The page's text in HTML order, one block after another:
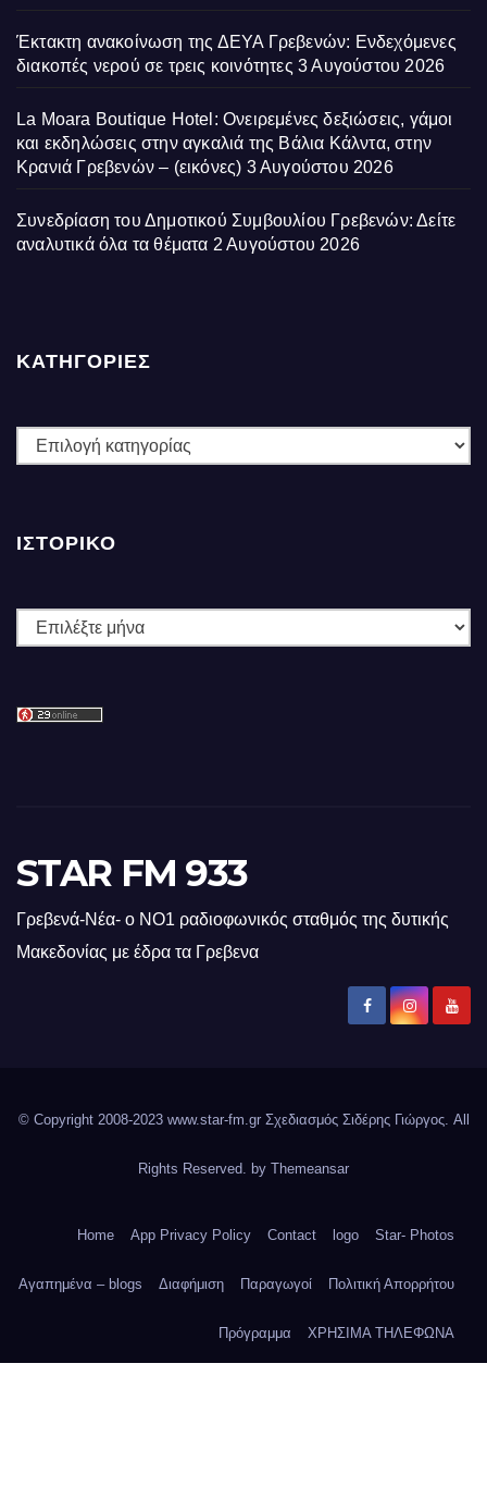
Έκτακτη ανακοίνωση της ΔΕΥΑ Γρεβενών: Ενδεχόμενες
διακοπές νερού σε τρεις κοινότητες 3 Αυγούστου 2026
La Moara Boutique Hotel: Ονειρεμένες δεξιώσεις, γάμοι
και εκδηλώσεις στην αγκαλιά της Βάλια Κάλντα, στην
Κρανιά Γρεβενών – (εικόνες) 3 Αυγούστου 2026
Συνεδρίαση του Δημοτικού Συμβουλίου Γρεβενών: Δείτε
αναλυτικά όλα τα θέματα 2 Αυγούστου 2026
ΚΑΤΗΓΟΡΙΕΣ
ΚΑΤΗΓΟΡΙΕΣ
ΙΣΤΟΡΙΚΌ
Ιστορικό
STAR FM 933
Γρεβενά-Νέα- ο ΝΟ1 ραδιοφωνικός σταθμός της δυτικής
Μακεδονίας με έδρα τα Γρεβενα
© Copyright 2008-2023 www.star-fm.gr Σχεδιασμός Σιδέρης Γιώργος. All
Rights Reserved. by Themeansar
Home App Privacy Policy Contact logo Star- Photos
Αγαπημένα – blogs Διαφήμιση Παραγωγοί Πολιτική Απορρήτου
Πρόγραμμα ΧΡΗΣΙΜΑ ΤΗΛΕΦΩΝΑ